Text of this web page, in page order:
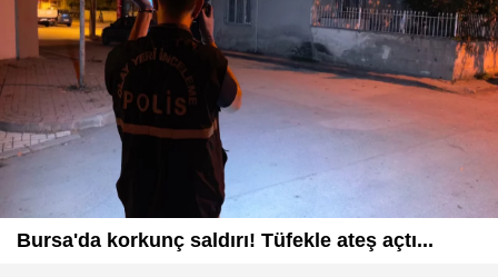
Bursa'da korkunç saldırı! Tüfekle ateş açtı...